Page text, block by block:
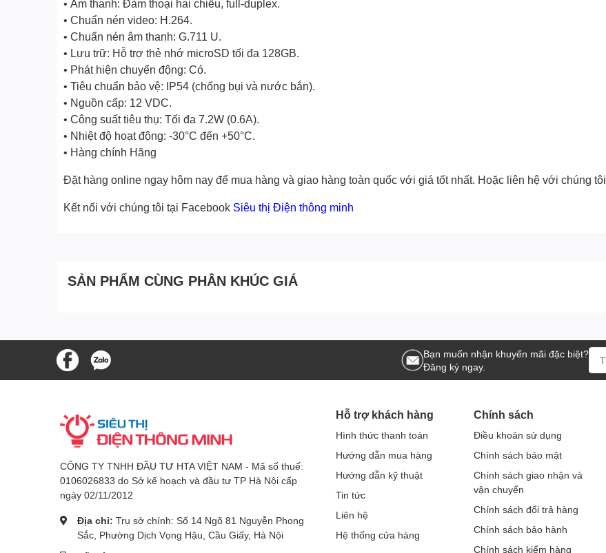
• Âm thanh: Đàm thoại hai chiều, full-duplex.
• Chuẩn nén video: H.264.
• Chuẩn nén âm thanh: G.711 U.
• Lưu trữ: Hỗ trợ thẻ nhớ microSD tối đa 128GB.
• Phát hiện chuyển động: Có.
• Tiêu chuẩn bảo vệ: IP54 (chống bụi và nước bắn).
• Nguồn cấp: 12 VDC.
• Công suất tiêu thụ: Tối đa 7.2W (0.6A).
• Nhiệt độ hoạt động: -30°C đến +50°C.
• Hàng chính Hãng
Đặt hàng online ngay hôm nay để mua hàng và giao hàng toàn quốc với giá tốt nhất. Hoặc liên hệ với chúng tôi
Kết nối với chúng tôi tại Facebook Siêu thị Điện thông minh
SẢN PHẨM CÙNG PHÂN KHÚC GIÁ
Bạn muốn nhận khuyến mãi đặc biệt?
Đăng ký ngay.
CÔNG TY TNHH ĐẦU TƯ HTA VIỆT NAM - Mã số thuế:
0106026833 do Sở kế hoạch và đầu tư TP Hà Nội cấp
ngày 02/11/2012
Địa chỉ: Trụ sở chính: Số 14 Ngõ 81 Nguyễn Phong
Sắc, Phường Dịch Vọng Hậu, Cầu Giấy, Hà Nội
Hỗ trợ khách hàng
Hình thức thanh toán
Hướng dẫn mua hàng
Hướng dẫn kỹ thuật
Tin tức
Liên hệ
Hệ thống cửa hàng
Chính sách
Điều khoản sử dụng
Chính sách bảo mật
Chính sách giao nhận và
vận chuyển
Chính sách đổi trả hàng
Chính sách bảo hành
Chính sách kiểm hàng